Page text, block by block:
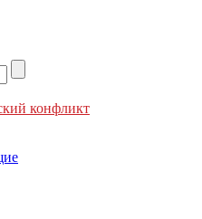
конфликт